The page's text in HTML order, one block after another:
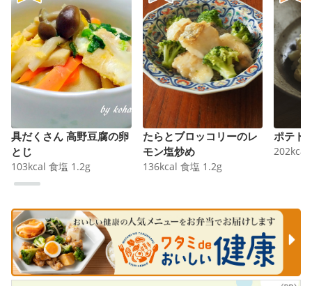
具だくさん 高野豆腐の卵
とじ
103kcal 食塩 1.2g
たらとブロッコリーのレ
モン塩炒め
136kcal 食塩 1.2g
ポテト
202kcal